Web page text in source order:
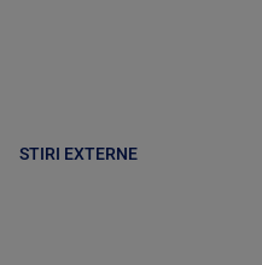
STIRI EXTERNE